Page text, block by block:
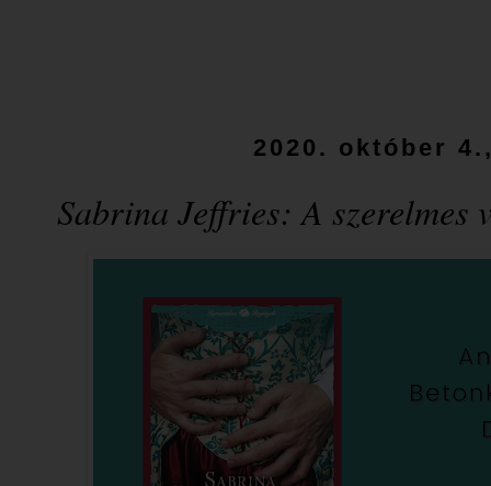
2020. október
Sabrina Jeffries: A szerelmes